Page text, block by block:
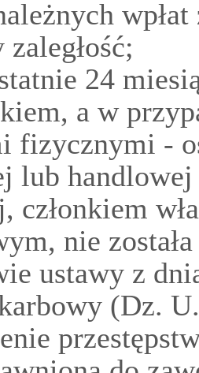
24
a w
fizycznymi -
lub
członkiem
nie
ustawy z
(Dz.